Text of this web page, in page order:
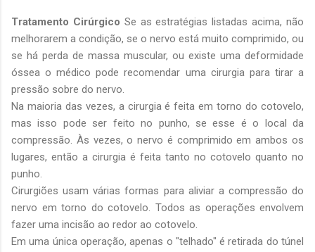
Tratamento Cirúrgico Se as estratégias listadas acima, não
melhorarem a condição, se o nervo está muito comprimido, ou
se há perda de massa muscular, ou existe uma deformidade
óssea o médico pode recomendar uma cirurgia para tirar a
pressão sobre do nervo.
Na maioria das vezes, a cirurgia é feita em torno do cotovelo,
mas isso pode ser feito no punho, se esse é o local da
compressão. Às vezes, o nervo é comprimido em ambos os
lugares, então a cirurgia é feita tanto no cotovelo quanto no
punho.
Cirurgiões usam várias formas para aliviar a compressão do
nervo em torno do cotovelo. Todos as operações envolvem
fazer uma incisão ao redor ao cotovelo.
Em uma única operação, apenas o "telhado" é retirada do túnel